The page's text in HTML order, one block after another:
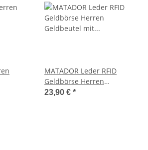
MATADOR Leder RFID
Geldbörse Herren
Geldbeutel mit
23,90 € *